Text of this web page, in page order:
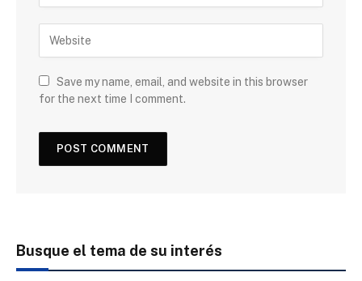
Save my name, email, and website in this browser
for the next time I comment.
Busque el tema de su interés